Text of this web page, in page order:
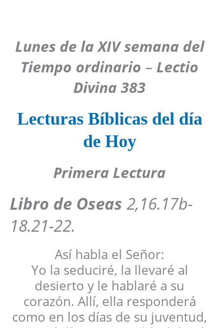
Lunes de la XIV semana del
Tiempo ordinario – Lectio
Divina 383
Lecturas Bíblicas del día
de Hoy
Primera Lectura
Libro de Oseas 2,16.17b-
18.21-22.
Así habla el Señor:
Yo la seduciré, la llevaré al
desierto y le hablaré a su
corazón. Allí, ella responderá
como en los días de su juventud,